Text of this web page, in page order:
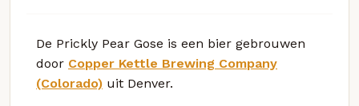
De Prickly Pear Gose is een bier gebrouwen
door Copper Kettle Brewing Company
(Colorado) uit Denver.